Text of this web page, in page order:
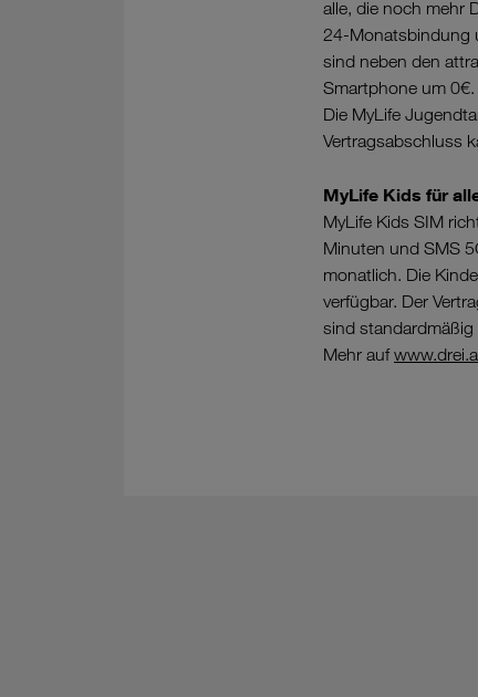
alle, die noch mehr
24-Monatsbindung
sind neben den
Smartphone um 0€.
Die MyLife
Vertragsabschluss
MyLife Kids für
MyLife Kids SIM
Minuten und SMS
monatlich. Die
verfügbar. Der
sind standardmäßig
Mehr auf